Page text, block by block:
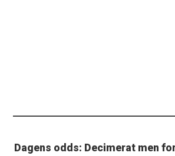
Dagens odds: Decimerat men